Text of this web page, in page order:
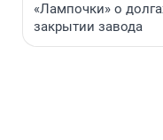
«Лампочки» о
закрытии завода